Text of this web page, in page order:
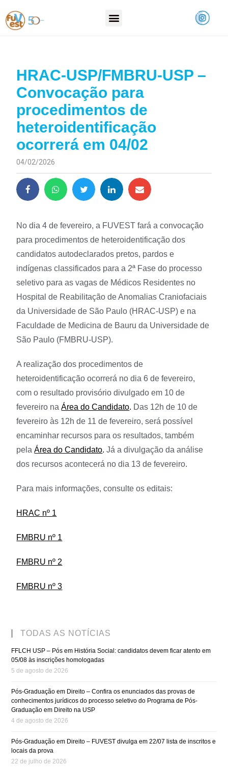
HRAC-USP/FMBRU-USP –
Convocação para
procedimentos de
heteroidentificação
ocorrerá em 04/02
04/02/2026
No dia 4 de fevereiro, a FUVEST fará a convocação
para procedimentos de heteroidentificação dos
candidatos autodeclarados pretos, pardos e
indígenas classificados para a 2ª Fase do processo
seletivo para as vagas de Médicos Residentes no
Hospital de Reabilitação de Anomalias Craniofaciais
da Universidade de São Paulo (HRAC-USP) e na
Faculdade de Medicina de Bauru da Universidade de
São Paulo (FMBRU-USP).
A realização dos procedimentos de
heteroidentificação ocorrerá no dia 6 de fevereiro,
com o resultado provisório divulgado em 10 de
fevereiro naÁrea do Candidato. Das 12h de 10 de
fevereiro às 12h de 11 de fevereiro, será possível
encaminhar recursos para os resultados, também
pelaÁrea do Candidato. Já a divulgação da análise
dos recursos acontecerá no dia 13 de fevereiro.
Para mais informações, consulte os editais:
HRAC nº 1
FMBRU nº 1
FMBRU nº 2
FMBRU nº 3
TODAS AS NOTÍCIAS
FFLCH USP – Pós em História Social: candidatos devem ficar atento em
05/08 às inscrições homologadas
5 de agosto de 2026
Pós-Graduação em Direito – Confira os enunciados das provas de
conhecimentos jurídicos do processo seletivo do Programa de Pós-
Graduação em Direito na USP
4 de agosto de 2026
Pós-Graduação em Direito – FUVEST divulga em 22/07 lista de inscritos e
locais da prova
22 de julho de 2026